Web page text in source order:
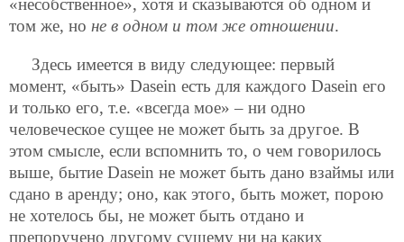
«несобственное», хотя и сказываются об одном и
том же, но не в одном и том же отношении.
Здесь имеется в виду следующее: первый
момент, «быть» Dasein есть для каждого Dasein его
и только его, т.е. «всегда мое» – ни одно
человеческое сущее не может быть за другое. В
этом смысле, если вспомнить то, о чем говорилось
выше, бытие Dasein не может быть дано взаймы или
сдано в аренду; оно, как этого, быть может, порою
не хотелось бы, не может быть отдано и
препоручено другому сущему ни на каких